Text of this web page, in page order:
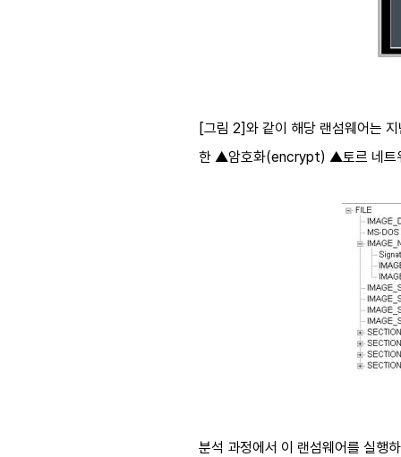
[그림 2]와 같이 해당 랜섬웨어는
한 ▲암호화(encrypt) ▲토르 네트
분석 과정에서 이 랜섬웨어를 실행